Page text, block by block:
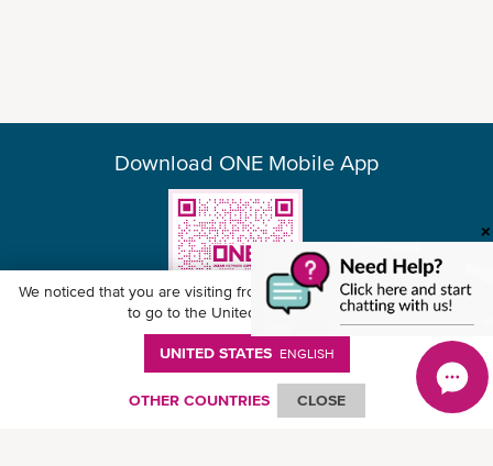
Download ONE Mobile App
© Ocean Network Express Pte. Ltd. All rights reserved. -Privacy Policy
Term of
We noticed that you are visiting from United States. Would you like
to go to the United States website?
UNITED STATES ENGLISH
OTHER COUNTRIES CLOSE